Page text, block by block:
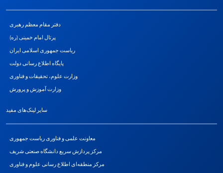
دفتر مقام معظم رهبری
پرتال امام خمینی (ره)
ریاست جمهوری اسلامی ایران
پایگاه اطلاع رسانی دولت
وزارت علوم، تحقیقات و فناوری
وزارت آموزش و پرورش
سایر لینک‌های مفید
معاونت علمی و فناوری ریاست جمهوری
مرکز پردازش سریع دانشگاه صنعتی شریف
مرکز منطقه‌ای اطلاع رسانی علوم و فناوری